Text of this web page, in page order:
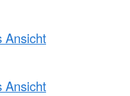
Ansicht
Ansicht